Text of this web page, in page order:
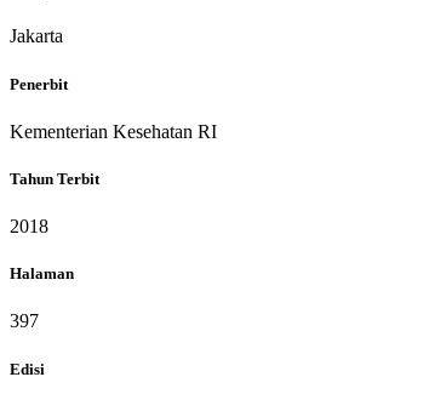
Jakarta
Penerbit
Kementerian Kesehatan RI
Tahun Terbit
2018
Halaman
397
Edisi